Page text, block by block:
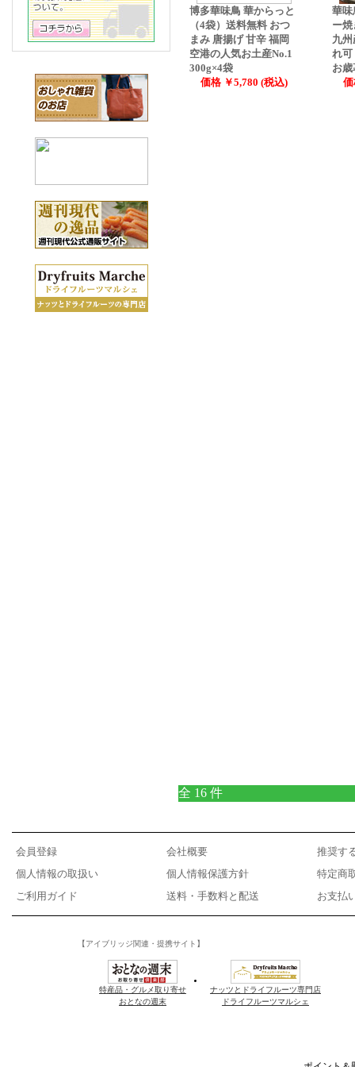
博多華味鳥 華からっと
（4袋）送料無料 おつ
まみ 唐揚げ 甘辛 福岡
空港の人気お土産No.1
300g×4袋
価格 ￥5,780 (税込)
華味
ー
九
れ可
お
価
全 16 件
会員登録 会社概要
推奨す
個人情報の取扱い
個人情報保護方針
特定商
ご利用ガイド
送料・手数料と配送 お支払
【アイブリッジ関連・提携サイト】
特産品・グルメ取り寄せ
おとなの週末
ナッツとドライフルーツ専門店
ドライフルーツマルシェ